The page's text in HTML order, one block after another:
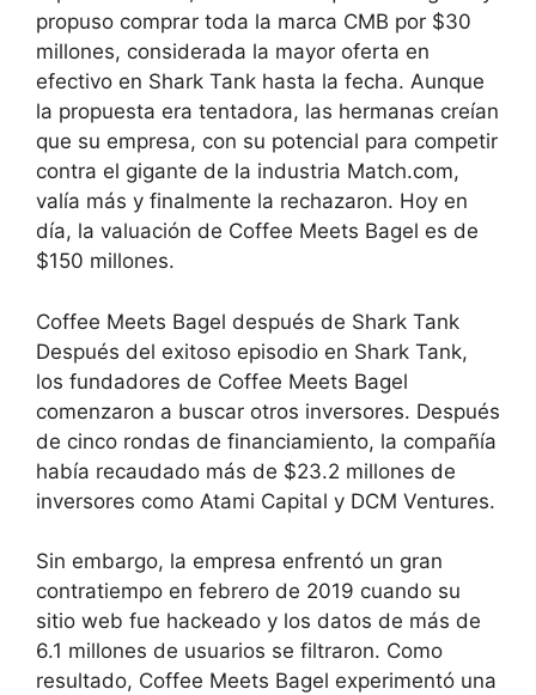
propuso comprar toda la marca CMB por $30
millones, considerada la mayor oferta en
efectivo en Shark Tank hasta la fecha. Aunque
la propuesta era tentadora, las hermanas creían
que su empresa, con su potencial para competir
contra el gigante de la industria Match.com,
valía más y finalmente la rechazaron. Hoy en
día, la valuación de Coffee Meets Bagel es de
$150 millones.
Coffee Meets Bagel después de Shark Tank
Después del exitoso episodio en Shark Tank,
los fundadores de Coffee Meets Bagel
comenzaron a buscar otros inversores. Después
de cinco rondas de financiamiento, la compañía
había recaudado más de $23.2 millones de
inversores como Atami Capital y DCM Ventures.
Sin embargo, la empresa enfrentó un gran
contratiempo en febrero de 2019 cuando su
sitio web fue hackeado y los datos de más de
6.1 millones de usuarios se filtraron. Como
resultado, Coffee Meets Bagel experimentó una